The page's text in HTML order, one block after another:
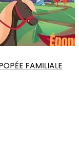
FAMILIALE